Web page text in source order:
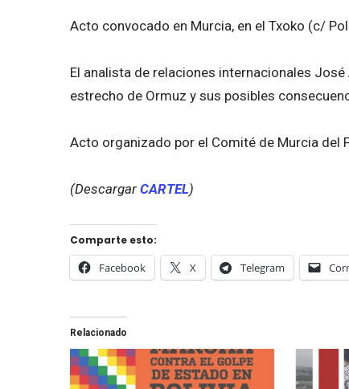
Acto convocado en Murcia, en el Txoko (c/
El analista de relaciones internacionales
estrecho de Ormuz y sus posibles
Acto organizado por el Comité de Murcia del
(Descargar CARTEL)
Comparte esto:
Facebook X Telegram
Relacionado